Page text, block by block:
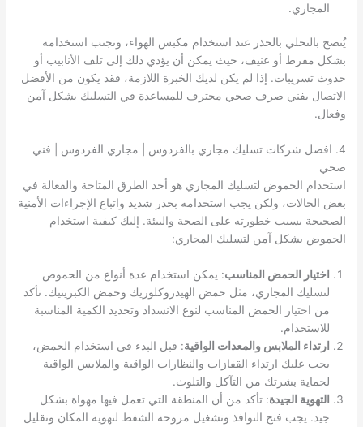
المجاري.
يُنصح بالتحلي بالحذر عند استخدام مكبس الهواء، وتجنب استخدامه
بشكل مفرط أو عنيف، حيث يمكن أن يؤدي ذلك إلى تلف الأنابيب أو
حدوث تسريبات. إذا لم يكن لديك الخبرة اللازمة، فقد يكون من الأفضل
الاتصال بفني صرف صحي محترف للمساعدة في التسليك بشكل آمن
وفعال.
4. افضل شركات تسليك مجاري بالفردوس | مجاري الفردوس | فني
صحي
استخدام الحموض لتسليك المجاري هو أحد الطرق المتاحة والفعالة في
بعض الحالات، ولكن يجب استخدامه بحذر شديد واتباع الإجراءات الأمنية
الصحيحة بسبب خطورته على الصحة والبيئة. إليك كيفية استخدام
الحموض بشكل آمن لتسليك المجاري:
اختيار الحمض المناسب: يمكن استخدام عدة أنواع من الحموض
لتسليك المجاري، مثل حمض الهيدروكلوريك وحمض الكبريتيك. تأكد
من اختيار الحمض المناسب لنوع الانسداد وتحديد الكمية المناسبة
للاستخدام.
ارتداء الملابس والمعدات الواقية: قبل البدء في استخدام الحمض،
يجب عليك ارتداء القفازات والنظارات الواقية والملابس الواقية
لحماية بشرتك من التآكل والتلوث.
التهوية الجيدة: تأكد من أن المنطقة التي تعمل فيها مهواة بشكل
جيد. يجب فتح النوافذ وتشغيل مروحة الشفط لتهوية المكان وتقليل